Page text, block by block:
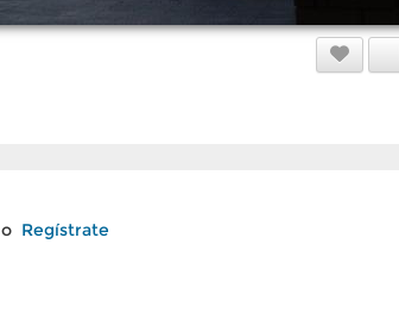
o Regístrate